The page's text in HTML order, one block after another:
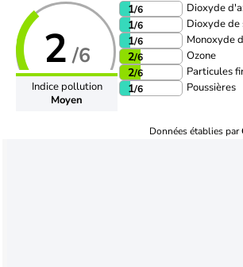
2 /6
Indice pollution
Moyen
1/6 Dioxyde
1/6 Dioxyde de
1/6 Monoxyde
2/6 Ozone
2/6 Particules
1/6 Poussières
Données établies par